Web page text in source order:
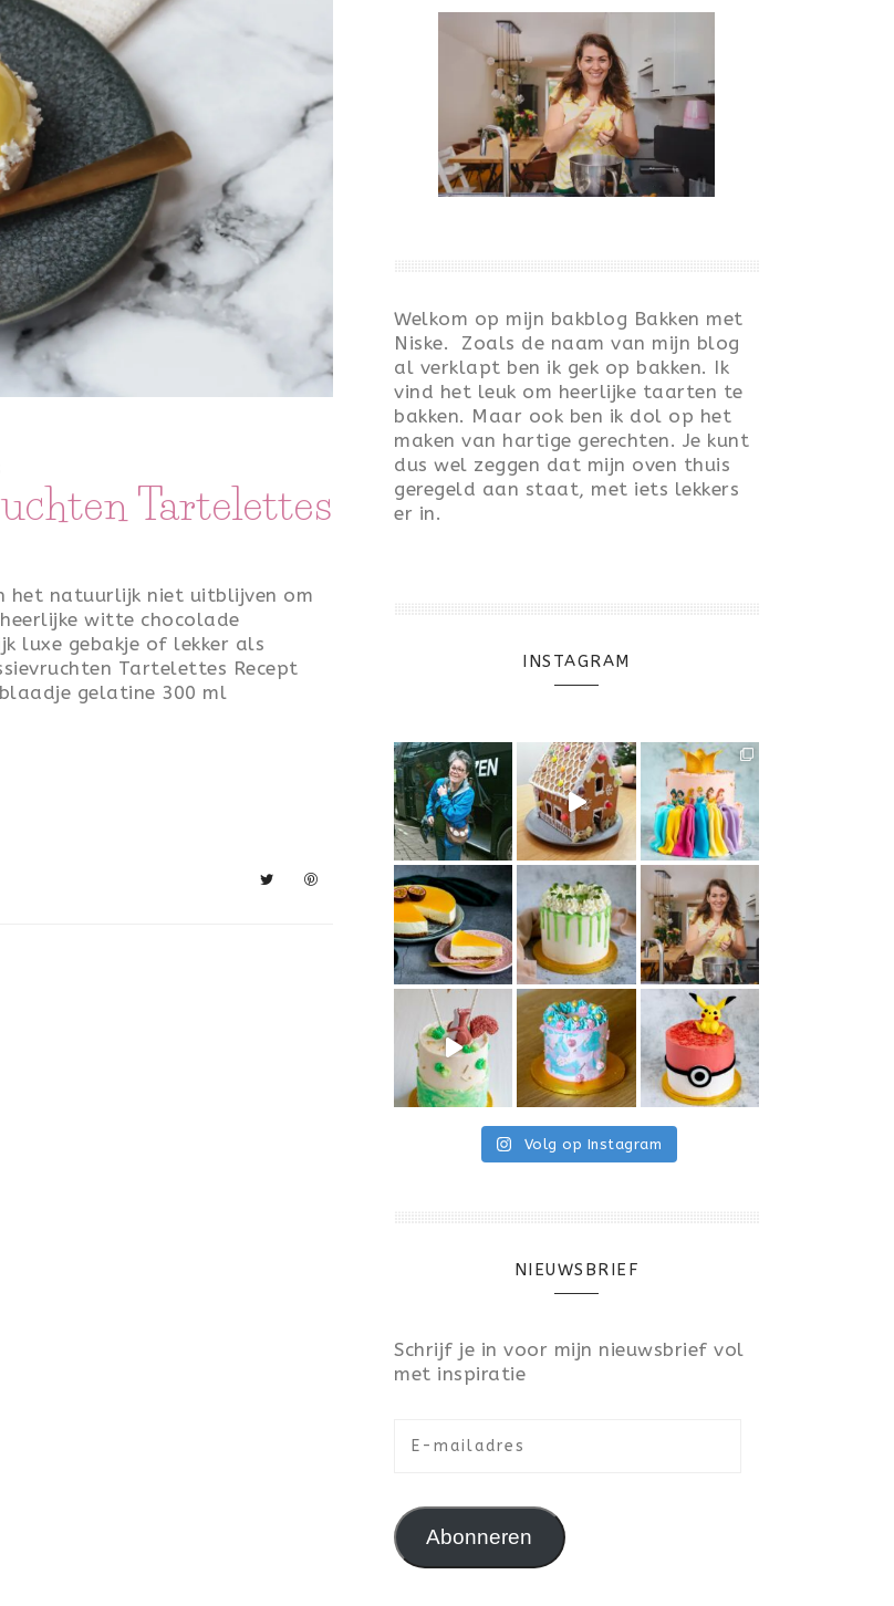
Tartelettes
het natuurlijk niet uitblijven om
witte chocolade
luxe gebakje of lekker als
Tartelettes Recept
blaadje gelatine 300 ml
Welkom op mijn bakblog Bakken met
Niske. Zoals de naam van mijn blog
al verklapt ben ik gek op bakken. Ik
vind het leuk om heerlijke taarten te
bakken. Maar ook ben ik dol op het
maken van hartige gerechten. Je kunt
dus wel zeggen dat mijn oven thuis
geregeld aan staat, met iets lekkers
er in.
INSTAGRAM
Volg op Instagram
NIEUWSBRIEF
Schrijf je in voor mijn nieuwsbrief vol
met inspiratie
Abonneren